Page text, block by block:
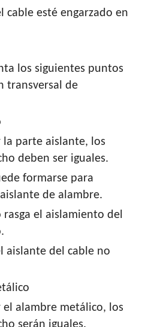
cable esté engarzado en
los siguientes puntos
transversal de
la parte aislante, los
deben ser iguales.
formarse para
de alambre.
el aislamiento del
aislante del cable no
el alambre metálico, los
serán iguales.